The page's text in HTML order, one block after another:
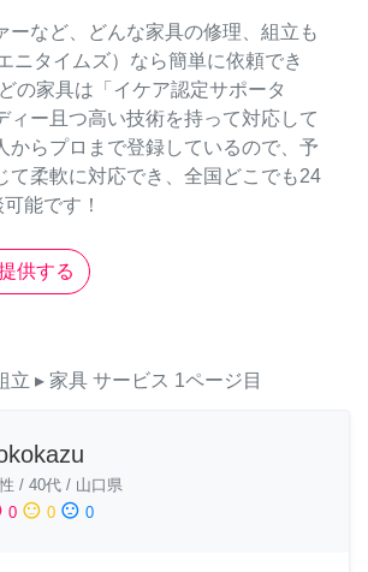
ーなど、どんな家具の修理、組立も
ニタイムズ）なら簡単に依頼でき
の家具は「イケア認定サポータ
ィー且つ高い技術を持って対応して
からプロまで登録しているので、予
て柔軟に対応でき、全国どこでも24
能です！
供する
立 ▸ 家具 サービス 1ページ目
/ 40代 / 山口県
0 sentiment_neutral 0 sentiment_dissatisfied 0